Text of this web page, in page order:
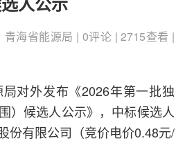
海省能源局 | 0评论 | 2715查看 |
对外发布《2026年第一批独
）候选人公示》，中标候选人
份有限公司（竞价电价0.48元/